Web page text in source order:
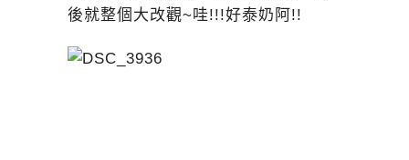
後就整個大改觀~哇!!!好泰奶阿!!